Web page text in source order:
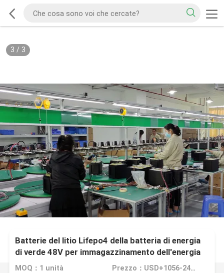
3 / 3
Batterie del litio Lifepo4 della batteria di energia
di verde 48V per immagazzinamento dell'energia
domestico
MOQ：1 unità Prezzo：USD+1056-2450+Unit